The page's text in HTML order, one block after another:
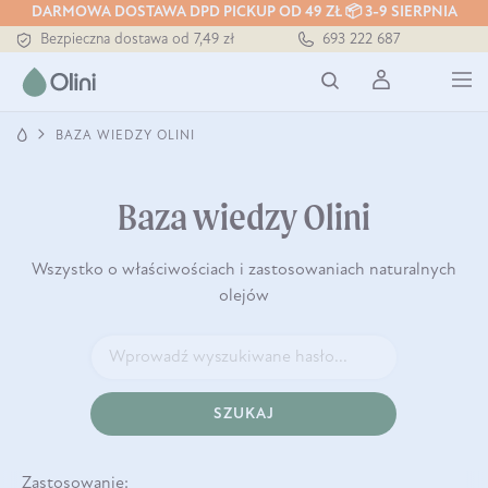
DARMOWA DOSTAWA DPD PICKUP OD 49 ZŁ 📦 3-9 SIERPNIA
Bezpieczna dostawa od 7,49 zł
Darmowa dostawa od 199 zł
Tłoczony zawsze na zimno
693 222 687
BAZA WIEDZY OLINI
Baza wiedzy Olini
Wszystko o właściwościach i zastosowaniach naturalnych
olejów
SZUKAJ
Zastosowanie: